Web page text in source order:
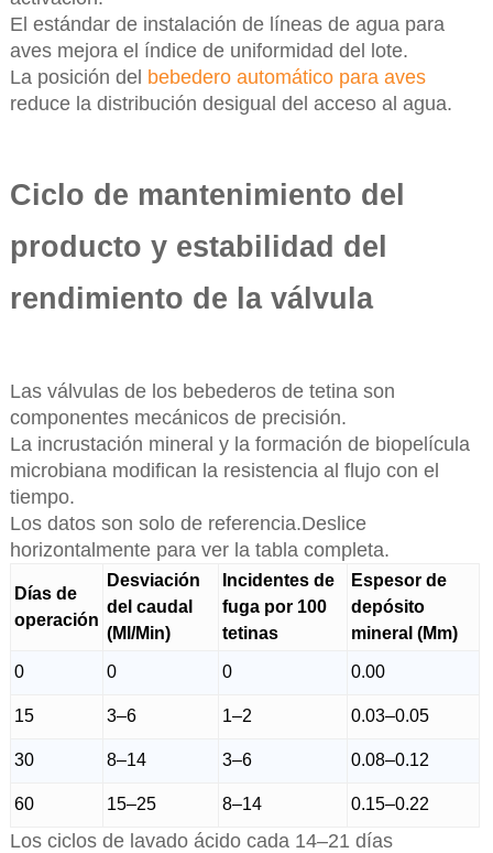
El estándar de instalación de líneas de agua para
aves mejora el índice de uniformidad del lote.
La posición del bebedero automático para aves
reduce la distribución desigual del acceso al agua.
Ciclo de mantenimiento del
producto y estabilidad del
rendimiento de la válvula
Las válvulas de los bebederos de tetina son
componentes mecánicos de precisión.
La incrustación mineral y la formación de biopelícula
microbiana modifican la resistencia al flujo con el
tiempo.
Los datos son solo de referencia.Deslice
horizontalmente para ver la tabla completa.
Días de
operación
Desviación
del caudal
(Ml/Min)
Incidentes de
fuga por 100
tetinas
Espesor de
depósito
mineral (Mm)
0 0 0 0.00
15 3–6 1–2 0.03–0.05
30 8–14 3–6 0.08–0.12
60 15–25 8–14 0.15–0.22
Los ciclos de lavado ácido cada 14–21 días